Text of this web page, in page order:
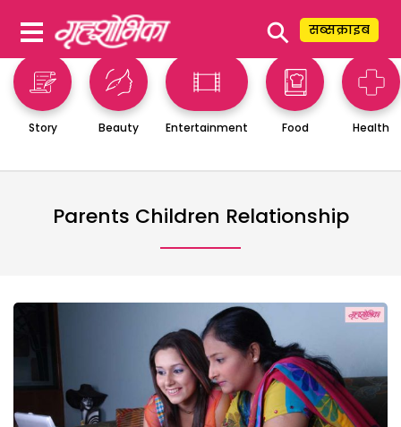
⚲ सब्सक्राइब
Story Beauty Entertainment Food Health
Parents Children Relationship